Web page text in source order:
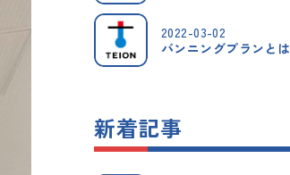
2022-03-02
バンニングプランとは
新着記事